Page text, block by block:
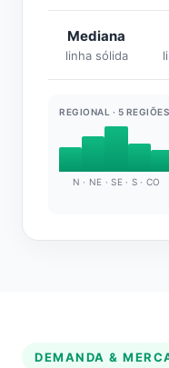
Mediana
linha sólida
REGIONAL · 5 REGIÕES
N · NE · SE · S · CO
DEMANDA &